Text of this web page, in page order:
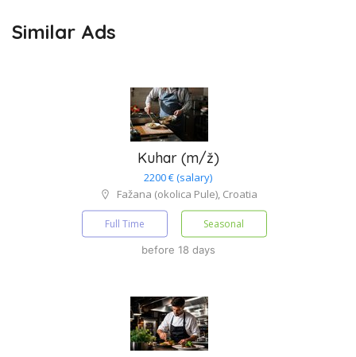
Similar Ads
Kuhar (m/ž)
2200 € (salary)
Fažana (okolica Pule), Croatia
Full Time Seasonal
before 18 days